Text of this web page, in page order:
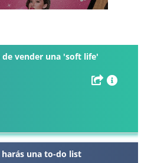
de vender una 'soft life'
harás una to-do list